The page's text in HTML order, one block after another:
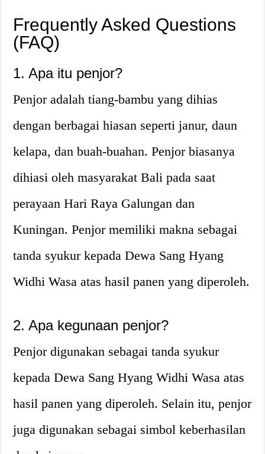
Frequently Asked Questions
(FAQ)
1. Apa itu penjor?
Penjor adalah tiang-bambu yang dihias
dengan berbagai hiasan seperti janur, daun
kelapa, dan buah-buahan. Penjor biasanya
dihiasi oleh masyarakat Bali pada saat
perayaan Hari Raya Galungan dan
Kuningan. Penjor memiliki makna sebagai
tanda syukur kepada Dewa Sang Hyang
Widhi Wasa atas hasil panen yang diperoleh.
2. Apa kegunaan penjor?
Penjor digunakan sebagai tanda syukur
kepada Dewa Sang Hyang Widhi Wasa atas
hasil panen yang diperoleh. Selain itu, penjor
juga digunakan sebagai simbol keberhasilan